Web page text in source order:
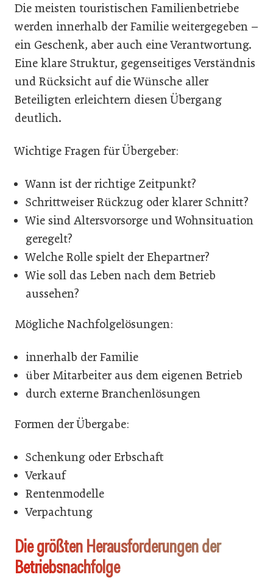
Die meisten touristischen Familienbetriebe
werden innerhalb der Familie weitergegeben –
ein Geschenk, aber auch eine Verantwortung.
Eine klare Struktur, gegenseitiges Verständnis
und Rücksicht auf die Wünsche aller
Beteiligten erleichtern diesen Übergang
deutlich.
Wichtige Fragen für Übergeber:
Wann ist der richtige Zeitpunkt?
Schrittweiser Rückzug oder klarer Schnitt?
Wie sind Altersvorsorge und Wohnsituation
geregelt?
Welche Rolle spielt der Ehepartner?
Wie soll das Leben nach dem Betrieb
aussehen?
Mögliche Nachfolgelösungen:
innerhalb der Familie
über Mitarbeiter aus dem eigenen Betrieb
durch externe Branchenlösungen
Formen der Übergabe:
Schenkung oder Erbschaft
Verkauf
Rentenmodelle
Verpachtung
Die größten Herausforderungen der
Betriebsnachfolge